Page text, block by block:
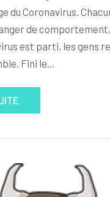
du Coronavirus.
de comportement,
est parti, les gens
Fini le…